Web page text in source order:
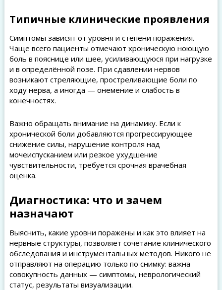
Типичные клинические проявления
Симптомы зависят от уровня и степени поражения.
Чаще всего пациенты отмечают хроническую ноющую
боль в пояснице или шее, усиливающуюся при нагрузке
и в определённой позе. При сдавлении нервов
возникают стреляющие, простреливающие боли по
ходу нерва, а иногда — онемение и слабость в
конечностях.
Важно обращать внимание на динамику. Если к
хронической боли добавляются прогрессирующее
снижение силы, нарушение контроля над
мочеиспусканием или резкое ухудшение
чувствительности, требуется срочная врачебная
оценка.
Диагностика: что и зачем
назначают
Выяснить, какие уровни поражены и как это влияет на
нервные структуры, позволяет сочетание клинического
обследования и инструментальных методов. Никого не
отправляют на операцию только по снимку: важна
совокупность данных — симптомы, неврологический
статус, результаты визуализации.